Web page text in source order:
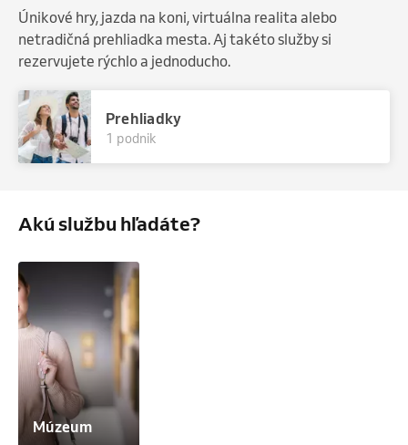
Únikové hry, jazda na koni, virtuálna realita alebo
netradičná prehliadka mesta. Aj takéto služby si
rezervujete rýchlo a jednoducho.
Prehliadky
1 podnik
Akú službu hľadáte?
Múzeum